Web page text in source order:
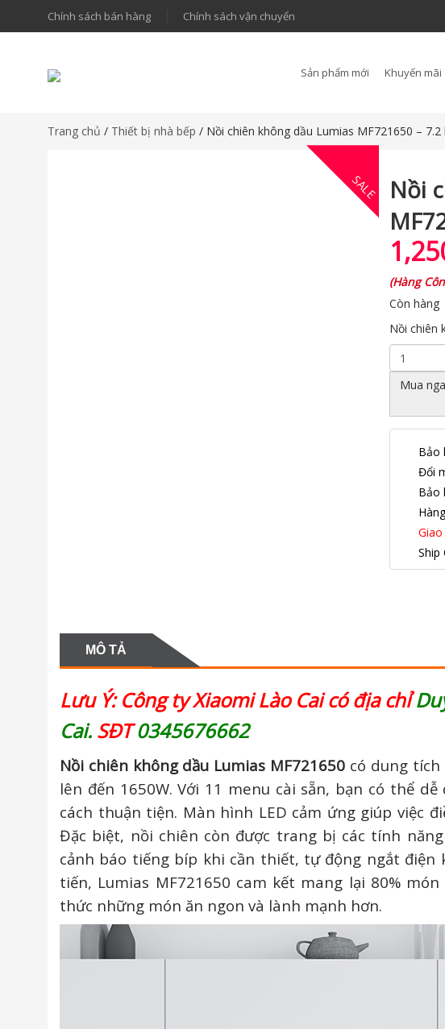
Chính sách bán hàng Chính sách vận chuyển
Sản phẩm mới Khuyến mãi
Trang chủ / Thiết bị nhà bếp / Nồi chiên không dầu Lumias MF721650 – 7.2
SALE Nồi
(Hàng
Còn hàng
Nồi chiên
Mua
Bảo
Đổi
Bảo
Ship
MÔ TẢ
Lưu Ý: Công ty Xiaomi Lào Cai có địa chỉ
Cai. SĐT0345676662
Nồi chiên không dầu Lumias MF721650 có dung
lên đến 1650W. Với 11 menu cài sẵn, bạn có thể
cách thuận tiện. Màn hình LED cảm ứng giúp việc
Đặc biệt, nồi chiên còn được trang bị các tính
cảnh báo tiếng bíp khi cần thiết, tự động ngắt điện
tiến, Lumias MF721650 cam kết mang lại 80%
thức những món ăn ngon và lành mạnh hơn.